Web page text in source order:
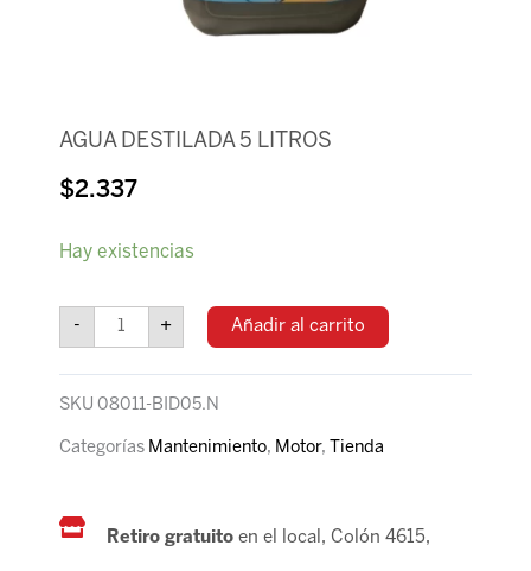
AGUA DESTILADA 5 LITROS
$2.337
Hay existencias
-
DESTILADA
LITROS
cantidad
+ Añadir al carrito
SKU 08011-BID05.N
Categorías Mantenimiento, Motor, Tienda
Retiro gratuito en el local, Colón 4615,